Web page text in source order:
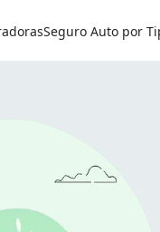
Seguro Auto por